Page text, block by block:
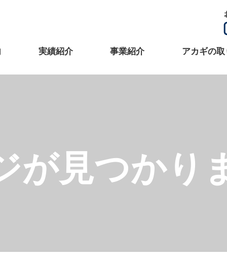
実績紹介 事業紹介 アカギの
が見つかり